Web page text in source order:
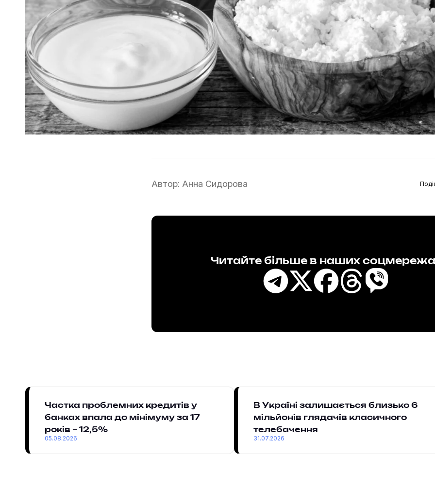
Автор: Анна Сидорова
Читайте більше в наших
Частка проблемних кредитів у
банках впала до мінімуму за 17
років – 12,5%
05.08.2026
В Україні залишається близько 6
мільйонів глядачів класичного
телебачення
31.07.2026